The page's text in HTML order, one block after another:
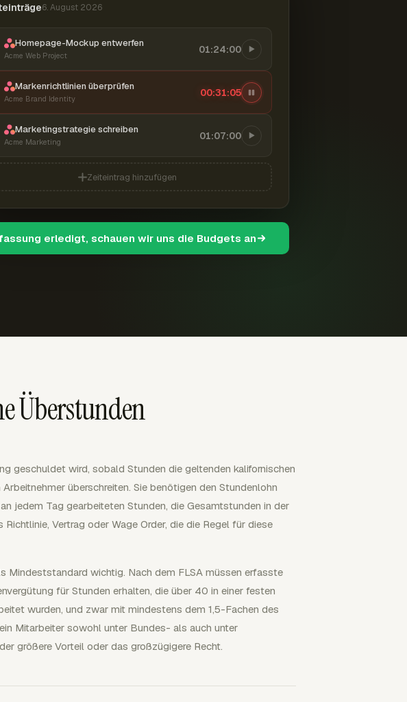
6. August 2026
Homepage-Mockup entwerfen
Acme Web Project
01:24:00
Markenrichtlinien überprüfen
Acme Brand Identity
00:31:06
Marketingstrategie schreiben
Acme Marketing
01:07:00
Zeiteintrag hinzufügen
erledigt, schauen wir uns die Budgets an
Überstunden
geschuldet wird, sobald Stunden die geltenden kalifornischen
überschreiten. Sie benötigen den Stundenlohn
jedem Tag gearbeiteten Stunden, die Gesamtstunden in der
Vertrag oder Wage Order, die die Regel für diese
Mindeststandard wichtig. Nach dem FLSA müssen erfasste
für Stunden erhalten, die über 40 in einer festen
wurden, und zwar mit mindestens dem 1,5-Fachen des
Mitarbeiter sowohl unter Bundes- als auch unter
größere Vorteil oder das großzügigere Recht.